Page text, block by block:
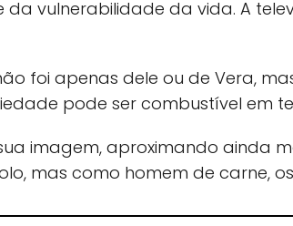
vulnerabilidade da vida. A
foi apenas dele ou de Vera,
pode ser combustível em
imagem, aproximando ainda
mas como homem de carne,